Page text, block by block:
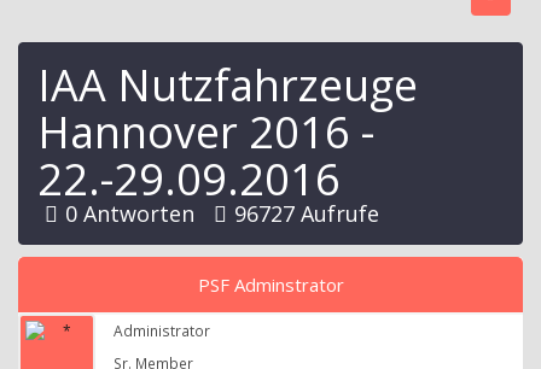
IAA Nutzfahrzeuge
Hannover 2016 -
22.-29.09.2016
0 Antworten 96727 Aufrufe
PSF Adminstrator
Administrator
Sr. Member